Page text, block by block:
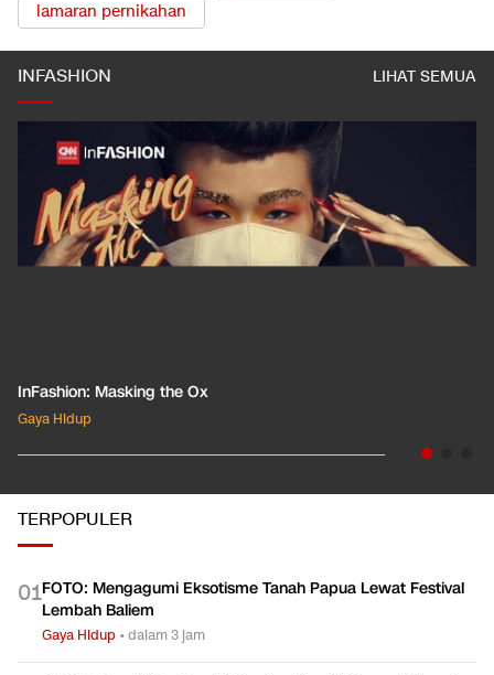
lamaran pernikahan
INFASHION LIHAT SEMUA
InFashion: Masking the Ox
Gaya Hidup
TERPOPULER
01FOTO: Mengagumi Eksotisme Tanah Papua Lewat Festival
Lembah Baliem
Gaya Hidup •dalam 3 jam